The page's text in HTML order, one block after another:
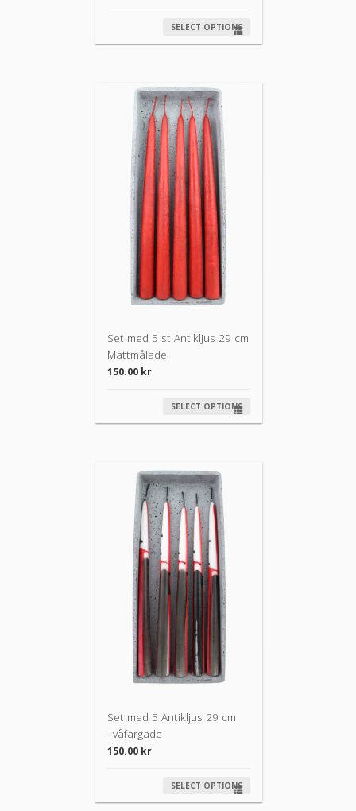
SELECT OPTIONS
Set med 5 st Antikljus 29 cm
Mattmålade
150.00 kr
SELECT OPTIONS
Set med 5 Antikljus 29 cm
Tvåfärgade
150.00 kr
SELECT OPTIONS